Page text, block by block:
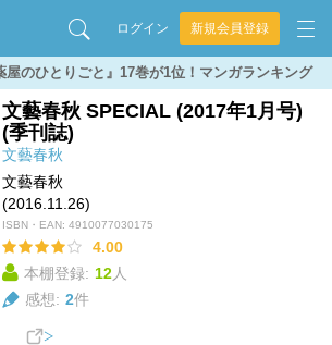
ログイン 新規会員登録
屋のひとりごと』17巻が1位！マンガランキング
文藝春秋 SPECIAL (2017年1月号)
(季刊誌)
文藝春秋
文藝春秋
(2016.11.26)
ISBN・EAN: 4910077030175
4.00
本棚登録: 12人
感想: 2件